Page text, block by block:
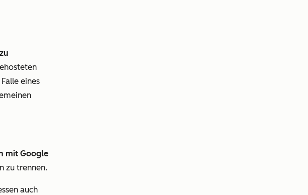
eines
mit Google
zu trennen.
auch